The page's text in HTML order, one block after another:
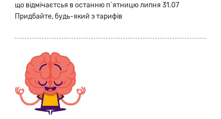
що відмічаєтсья в останню п`ятницю липня 31.07
Придбайте, будь-який з тарифів